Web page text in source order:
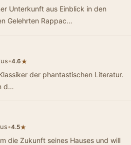
Unterkunft aus Einblick in den
Gelehrten Rappac…
•4.6★
der phantastischen Literatur.
d…
•4.5★
die Zukunft seines Hauses und will